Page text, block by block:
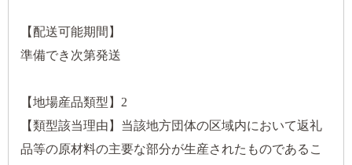
【配送可能期間】
準備でき次第発送
【地場産品類型】2
【類型該当理由】当該地方団体の区域内において返礼
品等の原材料の主要な部分が生産されたものであるこ